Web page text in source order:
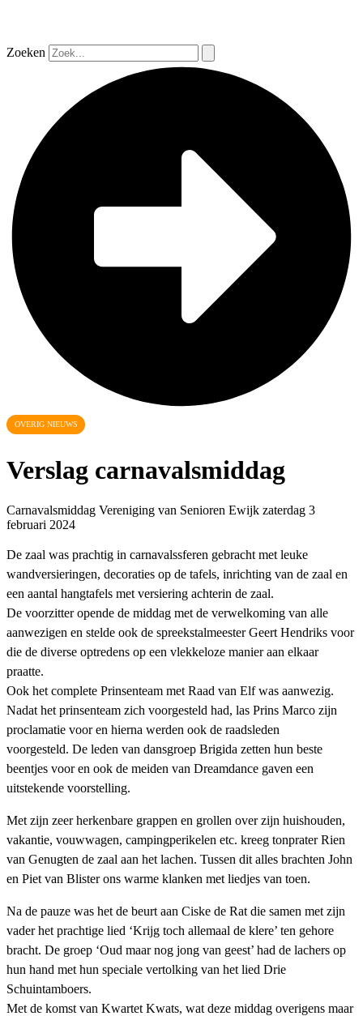
Zoeken
OVERIG NIEUWS
Verslag carnavalsmiddag
Carnavalsmiddag Vereniging van Senioren Ewijk zaterdag 3
februari 2024
De zaal was prachtig in carnavalssferen gebracht met leuke
wandversieringen, decoraties op de tafels, inrichting van de zaal en
een aantal hangtafels met versiering achterin de zaal.
De voorzitter opende de middag met de verwelkoming van alle
aanwezigen en stelde ook de spreekstalmeester Geert Hendriks voor
die de diverse optredens op een vlekkeloze manier aan elkaar
praatte.
Ook het complete Prinsenteam met Raad van Elf was aanwezig.
Nadat het prinsenteam zich voorgesteld had, las Prins Marco zijn
proclamatie voor en hierna werden ook de raadsleden
voorgesteld. De leden van dansgroep Brigida zetten hun beste
beentjes voor en ook de meiden van Dreamdance gaven een
uitstekende voorstelling.
Met zijn zeer herkenbare grappen en grollen over zijn huishouden,
vakantie, vouwwagen, campingperikelen etc. kreeg tonprater Rien
van Genugten de zaal aan het lachen. Tussen dit alles brachten John
en Piet van Blister ons warme klanken met liedjes van toen.
Na de pauze was het de beurt aan Ciske de Rat die samen met zijn
vader het prachtige lied ‘Krijg toch allemaal de klere’ ten gehore
bracht. De groep ‘Oud maar nog jong van geest’ had de lachers op
hun hand met hun speciale vertolking van het lied Drie
Schuintamboers.
Met de komst van Kwartet Kwats, wat deze middag overigens maar